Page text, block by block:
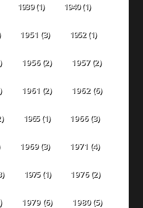
1939(1) 1940(1)
1951 (3) 1952(1)
1956(2) 1957(2)
1961 (2) 1962(6)
1965(1) 1966(3)
1969(3) 1971 (4)
1975(1) 1976(2)
1979(6) 1980(5)